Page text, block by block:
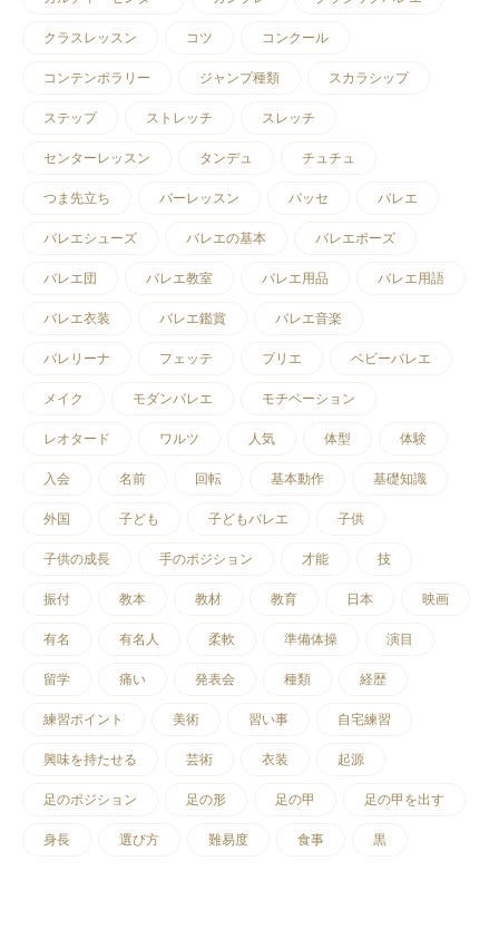
クラスレッスン コツ コンクール
コンテンポラリー ジャンプ種類 スカラシップ
ステップ ストレッチ スレッチ
センターレッスン タンデュ チュチュ
つま先立ち バーレッスン パッセ バレエ
バレエシューズ バレエの基本 バレエポーズ
バレエ団 バレエ教室 バレエ用品 バレエ用語
バレエ衣装 バレエ鑑賞 バレエ音楽
バレリーナ フェッテ プリエ ベビーバレエ
メイク モダンバレエ モチベーション
レオタード ワルツ 人気 体型 体験
入会 名前 回転 基本動作 基礎知識
外国 子ども 子どもバレエ 子供
子供の成長 手のポジション 才能 技
振付 教本 教材 教育 日本 映画
有名 有名人 柔軟 準備体操 演目
留学 痛い 発表会 種類 経歴
練習ポイント 美術 習い事 自宅練習
興味を持たせる 芸術 衣装 起源
足のポジション 足の形 足の甲 足の甲を出す
身長 選び方 難易度 食事 黒